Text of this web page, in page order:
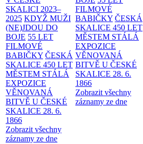
SKALICI 2023–
2025 KDYŽ MUŽI
(NE)JDOU DO
BOJE 55 LET
FILMOVÉ
BABIČKY ČESKÁ
SKALICE 450 LET
MĚSTEM STÁLÁ
EXPOZICE
VĚNOVANÁ
BITVĚ U ČESKÉ
SKALICE 28. 6.
1866
Zobrazit všechny
záznamy ze dne
FILMOVÉ
BABIČKY ČESKÁ
SKALICE 450 LET
MĚSTEM STÁLÁ
EXPOZICE
VĚNOVANÁ
BITVĚ U ČESKÉ
SKALICE 28. 6.
1866
Zobrazit všechny
záznamy ze dne